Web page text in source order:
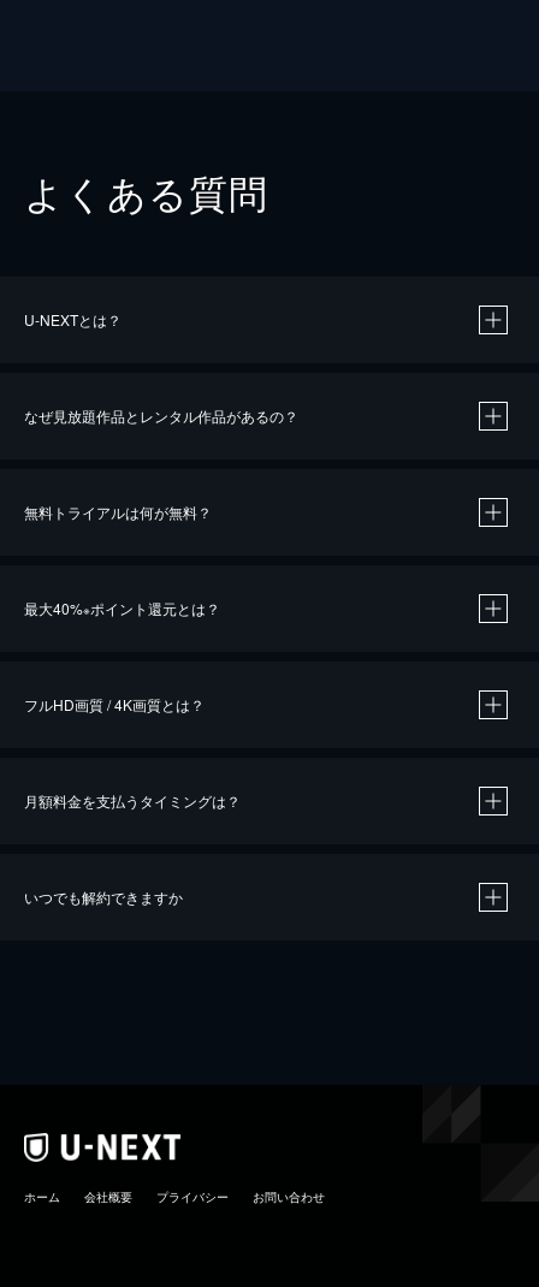
よくある質問
U-NEXTとは？
なぜ見放題作品とレンタル作品があるの？
無料トライアルは何が無料？
最大40%※ポイント還元とは？
※40％ポイント還元の対象は、クレジットカード決済による作品の購入 / レンタルです。
iOSアプリのUコイン決済による作品の購入 / レンタルは、20％のポイント還元です。
フルHD画質 / 4K画質とは？
月額料金を支払うタイミングは？
いつでも解約できますか
ホーム 会社概要 プライバシー お問い合わせ